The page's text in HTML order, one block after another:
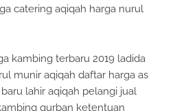
catering aqiqah harga nurul
kambing terbaru 2019 ladida
munir aqiqah daftar harga as
lahir aqiqah pelangi jual
qurban ketentuan